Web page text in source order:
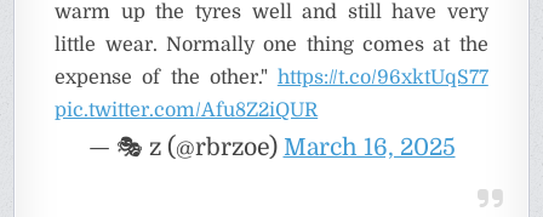
warm up the tyres well and still have very
little wear. Normally one thing comes at the
expense of the other." https://t.co/96xktUqS77
pic.twitter.com/Afu8Z2iQUR
— 🎭 z (@rbrzoe) March 16, 2025